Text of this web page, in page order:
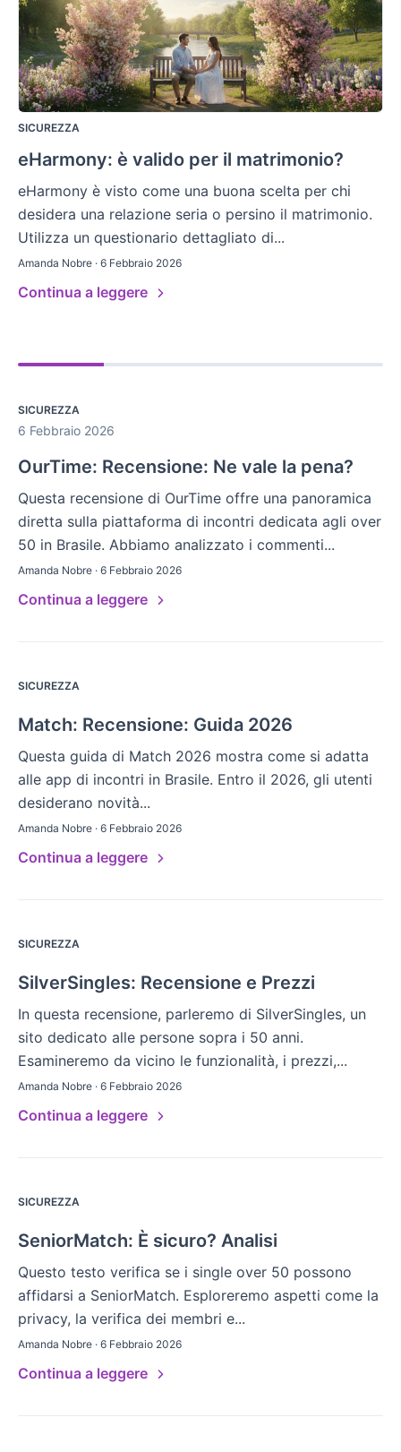
SICUREZZA
eHarmony: è valido per il matrimonio?
eHarmony è visto come una buona scelta per chi
desidera una relazione seria o persino il matrimonio.
Utilizza un questionario dettagliato di...
Amanda Nobre · 6 Febbraio 2026
Continua a leggere
SICUREZZA
6 Febbraio 2026
OurTime: Recensione: Ne vale la pena?
Questa recensione di OurTime offre una panoramica
diretta sulla piattaforma di incontri dedicata agli over
50 in Brasile. Abbiamo analizzato i commenti...
Amanda Nobre · 6 Febbraio 2026
Continua a leggere
SICUREZZA
Match: Recensione: Guida 2026
Questa guida di Match 2026 mostra come si adatta
alle app di incontri in Brasile. Entro il 2026, gli utenti
desiderano novità...
Amanda Nobre · 6 Febbraio 2026
Continua a leggere
SICUREZZA
SilverSingles: Recensione e Prezzi
In questa recensione, parleremo di SilverSingles, un
sito dedicato alle persone sopra i 50 anni.
Esamineremo da vicino le funzionalità, i prezzi,...
Amanda Nobre · 6 Febbraio 2026
Continua a leggere
SICUREZZA
SeniorMatch: È sicuro? Analisi
Questo testo verifica se i single over 50 possono
affidarsi a SeniorMatch. Esploreremo aspetti come la
privacy, la verifica dei membri e...
Amanda Nobre · 6 Febbraio 2026
Continua a leggere